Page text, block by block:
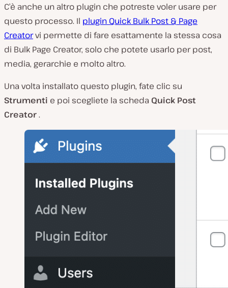
C’è anche un altro plugin che potreste voler usare per
questo processo. Il plugin Quick Bulk Post & Page
Creatorvi permette di fare esattamente la stessa cosa
di Bulk Page Creator, solo che potete usarlo per post,
media, gerarchie e molto altro.
Una volta installato questo plugin, fate clic su
Strumenti e poi scegliete la scheda Quick Post
Creator.